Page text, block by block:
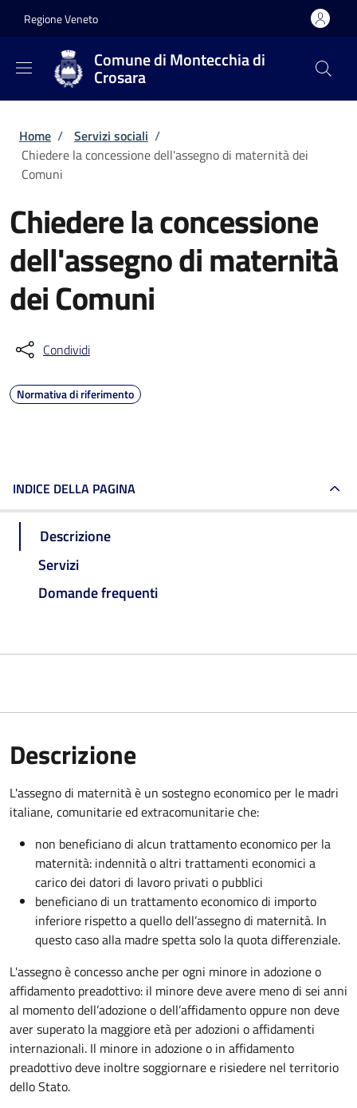
Regione Veneto
Comune di Montecchia di
Crosara
Briciole di pane
Home / Servizi sociali /
Chiedere la concessione dell'assegno di maternità dei
Comuni
Chiedere la concessione
dell'assegno di maternità
dei Comuni
Condividi
Normativa di riferimento
INDICE DELLA PAGINA
Descrizione
Servizi
Domande frequenti
Descrizione
L'assegno di maternità è un sostegno economico per le madri
italiane, comunitarie ed extracomunitarie che:
non beneficiano di alcun trattamento economico per la
maternità: indennità o altri trattamenti economici a
carico dei datori di lavoro privati o pubblici
beneficiano di un trattamento economico di importo
inferiore rispetto a quello dell’assegno di maternità. In
questo caso alla madre spetta solo la quota differenziale.
L'assegno è concesso anche per ogni minore in adozione o
affidamento preadottivo: il minore deve avere meno di sei anni
al momento dell’adozione o dell’affidamento oppure non deve
aver superato la maggiore età per adozioni o affidamenti
internazionali. Il minore in adozione o in affidamento
preadottivo deve inoltre soggiornare e risiedere nel territorio
dello Stato.